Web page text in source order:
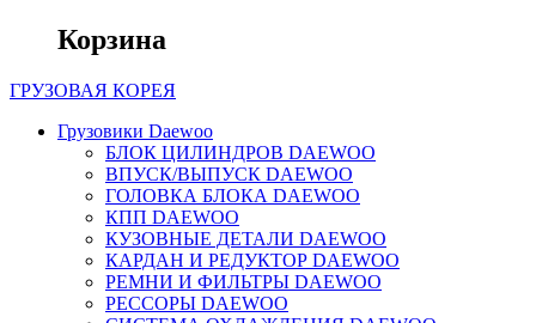
Корзина
ГРУЗОВАЯ КОРЕЯ
Грузовики Daewoo
БЛОК ЦИЛИНДРОВ DAEWOO
ВПУСК/ВЫПУСК DAEWOO
ГОЛОВКА БЛОКА DAEWOO
КПП DAEWOO
КУЗОВНЫЕ ДЕТАЛИ DAEWOO
КАРДАН И РЕДУКТОР DAEWOO
РЕМНИ И ФИЛЬТРЫ DAEWOO
РЕССОРЫ DAEWOO